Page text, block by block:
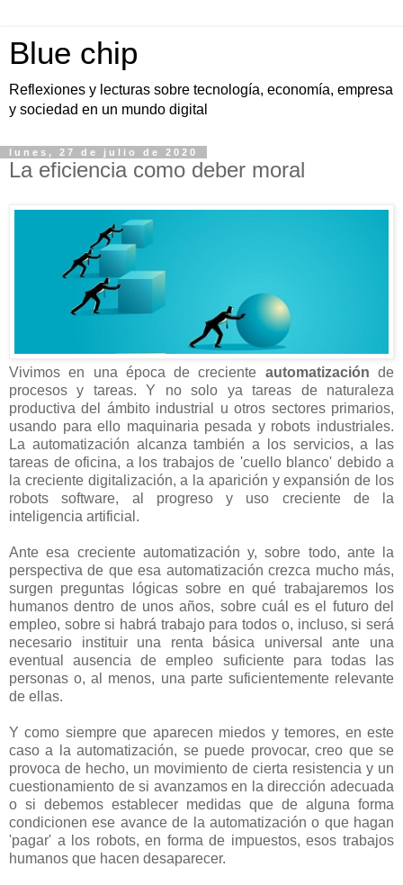
Blue chip
Reflexiones y lecturas sobre tecnología, economía, empresa
y sociedad en un mundo digital
lunes, 27 de julio de 2020
La eficiencia como deber moral
Vivimos en una época de creciente automatización de
procesos y tareas. Y no solo ya tareas de naturaleza
productiva del ámbito industrial u otros sectores primarios,
usando para ello maquinaria pesada y robots industriales.
La automatización alcanza también a los servicios, a las
tareas de oficina, a los trabajos de 'cuello blanco' debido a
la creciente digitalización, a la aparición y expansión de los
robots software, al progreso y uso creciente de la
inteligencia artificial.
Ante esa creciente automatización y, sobre todo, ante la
perspectiva de que esa automatización crezca mucho más,
surgen preguntas lógicas sobre en qué trabajaremos los
humanos dentro de unos años, sobre cuál es el futuro del
empleo, sobre si habrá trabajo para todos o, incluso, si será
necesario instituir una renta básica universal ante una
eventual ausencia de empleo suficiente para todas las
personas o, al menos, una parte suficientemente relevante
de ellas.
Y como siempre que aparecen miedos y temores, en este
caso a la automatización, se puede provocar, creo que se
provoca de hecho, un movimiento de cierta resistencia y un
cuestionamiento de si avanzamos en la dirección adecuada
o si debemos establecer medidas que de alguna forma
condicionen ese avance de la automatización o que hagan
'pagar' a los robots, en forma de impuestos, esos trabajos
humanos que hacen desaparecer.